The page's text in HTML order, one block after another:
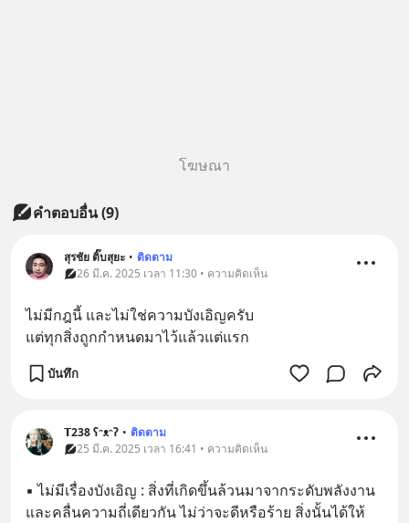
โฆษณา
คำตอบอื่น(9)
สุรชัย ติ๊บสุยะ • ติดตาม
26 มี.ค. 2025 เวลา 11:30 • ความคิดเห็น
ไม่มีกฎนี้ และไม่ใช่ความบังเอิญครับ
แต่ทุกสิ่งถูกกำหนดมาไว้แล้วแต่แรก
บันทึก
𝗧238 ʕᵔᴥᵔʔ • ติดตาม
25 มี.ค. 2025 เวลา 16:41 • ความคิดเห็น
▪︎ ไม่มีเรื่องบังเอิญ : สิ่งที่เกิดขึ้นล้วนมาจากระดับพลังงาน
และคลื่นความถี่เดียวกัน ไม่ว่าจะดีหรือร้าย สิ่งนั้นได้ให้